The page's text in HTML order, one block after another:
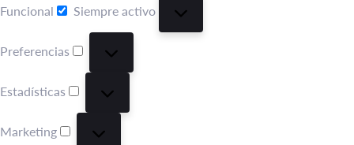
Funcional
Funcional
Siempre activo
Preferencias
Estadísticas
Marketing